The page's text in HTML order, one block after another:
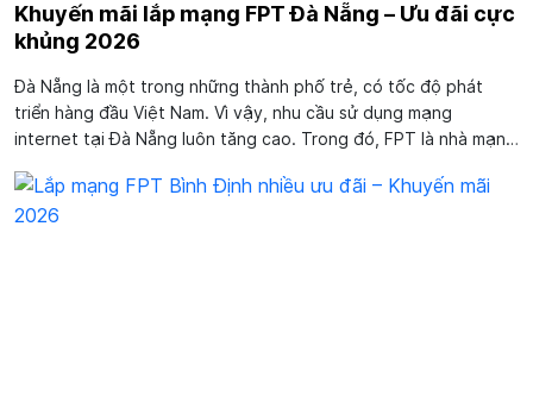
Khuyến mãi lắp mạng FPT Đà Nẵng – Ưu đãi cực
khủng 2026
Đà Nẵng là một trong những thành phố trẻ, có tốc độ phát
triển hàng đầu Việt Nam. Vì vậy, nhu cầu sử dụng mạng
internet tại Đà Nẵng luôn tăng cao. Trong đó, FPT là nhà mạng
lựa chọn. Vậy nếu bạn cũng...